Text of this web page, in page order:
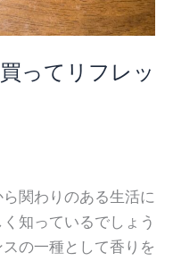
ってリフレッ
関わりのある生活に
知っているでしょう
の一種として香りを